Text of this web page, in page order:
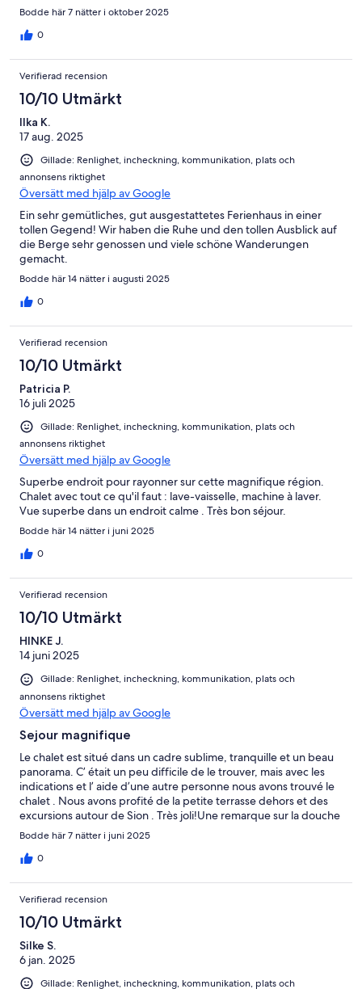
Bodde här 7 nätter i oktober 2025
0
Verifierad recension
10/10 Utmärkt
Ilka K.
17 aug. 2025
Gillade: Renlighet, incheckning, kommunikation, plats och
annonsens riktighet
Översätt med hjälp av Google
Ein sehr gemütliches, gut ausgestattetes Ferienhaus in einer
tollen Gegend! Wir haben die Ruhe und den tollen Ausblick auf
die Berge sehr genossen und viele schöne Wanderungen
gemacht.
Bodde här 14 nätter i augusti 2025
0
Verifierad recension
10/10 Utmärkt
Patricia P.
16 juli 2025
Gillade: Renlighet, incheckning, kommunikation, plats och
annonsens riktighet
Översätt med hjälp av Google
Superbe endroit pour rayonner sur cette magnifique région.
Chalet avec tout ce qu'il faut : lave-vaisselle, machine à laver.
Vue superbe dans un endroit calme . Très bon séjour.
Bodde här 14 nätter i juni 2025
0
Verifierad recension
10/10 Utmärkt
HINKE J.
14 juni 2025
Gillade: Renlighet, incheckning, kommunikation, plats och
annonsens riktighet
Översätt med hjälp av Google
Sejour magnifique
Le chalet est situé dans un cadre sublime, tranquille et un beau
panorama. C’ était un peu difficile de le trouver, mais avec les
indications et l’ aide d’une autre personne nous avons trouvé le
chalet . Nous avons profité de la petite terrasse dehors et des
excursions autour de Sion . Très joli!Une remarque sur la douche
à l’ étage, pas très solide et l’eau coule facilement et déborde
dans la salle de bains . La douche d’ en bas est meilleure et plus
solide. Pour le reste: c’ était très bien .
Bodde här 7 nätter i juni 2025
0
Verifierad recension
10/10 Utmärkt
Silke S.
6 jan. 2025
Gillade: Renlighet, incheckning, kommunikation, plats och